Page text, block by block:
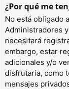
¿Por qué me
No está obligado
Administradores
necesitará
embargo, estar
adicionales y/o
disfrutaría, como
mensajes